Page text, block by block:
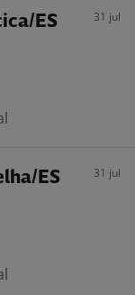
ES 31 jul
ES 31 jul